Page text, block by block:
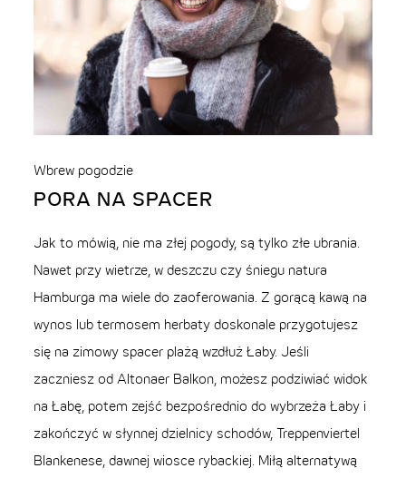
Wbrew pogodzie
PORA NA SPACER
Jak to mówią, nie ma złej pogody, są tylko złe ubrania.
Nawet przy wietrze, w deszczu czy śniegu natura
Hamburga ma wiele do zaoferowania. Z gorącą kawą na
wynos lub termosem herbaty doskonale przygotujesz
się na zimowy spacer plażą wzdłuż Łaby. Jeśli
zaczniesz od Altonaer Balkon, możesz podziwiać widok
na Łabę, potem zejść bezpośrednio do wybrzeża Łaby i
zakończyć w słynnej dzielnicy schodów, Treppenviertel
Blankenese, dawnej wiosce rybackiej. Miłą alternatywą